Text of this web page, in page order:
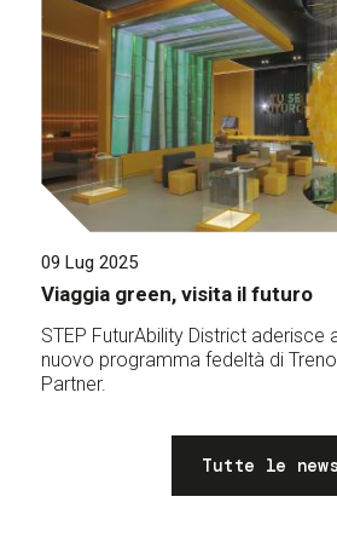
09 Lug 2025
Viaggia green, visita il futuro
STEP FuturAbility District aderisce
nuovo programma fedeltà di
Partner.
Tutte le news